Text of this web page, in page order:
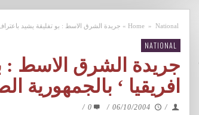
Home » National
» جريدة الشرق الاسط : بو تفليقة يشيد
NATIONAL
جريدة الشرق الاسط :
افريقيا ‘ بالجمهورية
/
06/10/2004
/
0
/